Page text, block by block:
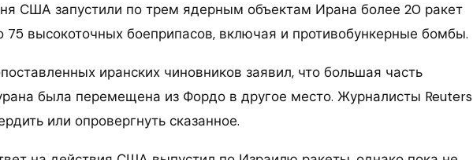
США запустили по трем ядерным объектам Ирана более 20 ракет
75 высокоточных боеприпасов, включая и противобункерные бомбы.
иранских чиновников заявил, что большая часть
была перемещена из Фордо в другое место. Журналисты Reuters
или опровергнуть сказанное.